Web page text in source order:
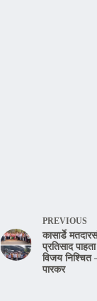
PREVIOUS
कासार्डे
प्रतिसाद
विजय निश्चित
पारकर